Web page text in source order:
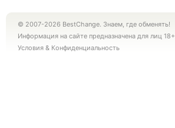
© 2007-2026 BestChange. Знаем, где обменять!
Информация на сайте предназначена для лиц 18+
Условия & Конфиденциальность